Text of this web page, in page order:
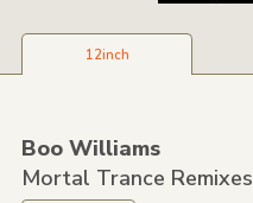
12inch
Boo Williams
Mortal Trance Remixes